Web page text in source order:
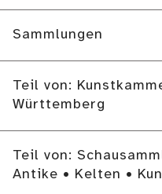
Sammlungen
Teil von:
Württemberg
Teil von:
Antike • Kelten •